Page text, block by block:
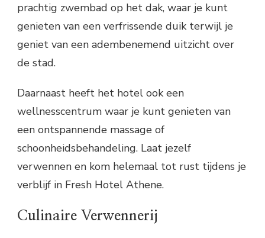
prachtig zwembad op het dak, waar je kunt
genieten van een verfrissende duik terwijl je
geniet van een adembenemend uitzicht over
de stad.
Daarnaast heeft het hotel ook een
wellnesscentrum waar je kunt genieten van
een ontspannende massage of
schoonheidsbehandeling. Laat jezelf
verwennen en kom helemaal tot rust tijdens je
verblijf in Fresh Hotel Athene.
Culinaire Verwennerij